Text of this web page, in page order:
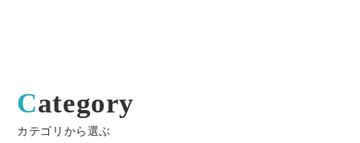
Category
カテゴリから選ぶ